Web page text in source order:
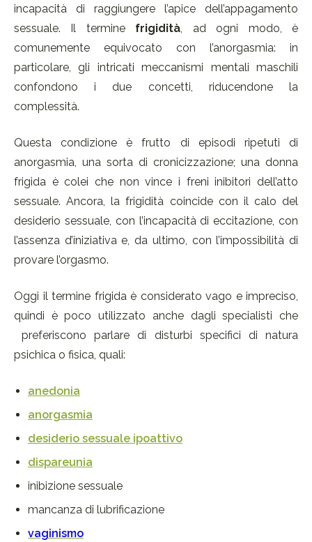
incapacità di raggiungere l’apice dell’appagamento
sessuale. Il termine frigidità, ad ogni modo, è
comunemente equivocato con l’anorgasmia: in
particolare, gli intricati meccanismi mentali maschili
confondono i due concetti, riducendone la
complessità.
Questa condizione è frutto di episodi ripetuti di
anorgasmia, una sorta di cronicizzazione; una donna
frigida è colei che non vince i freni inibitori dell’atto
sessuale. Ancora, la frigidità coincide con il calo del
desiderio sessuale, con l’incapacità di eccitazione, con
l’assenza d’iniziativa e, da ultimo, con l’impossibilità di
provare l’orgasmo.
Oggi il termine frigida è considerato vago e impreciso,
quindi è poco utilizzato anche dagli specialisti che
preferiscono parlare di disturbi specifici di natura
psichica o fisica, quali:
anedonia
anorgasmia
desiderio sessuale ipoattivo
dispareunia
inibizione sessuale
mancanza di lubrificazione
vaginismo